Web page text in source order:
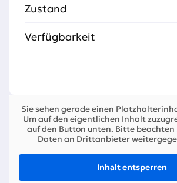
Zustand
Verfügbarkeit
Sie sehen gerade einen
Um auf den eigentlichen Inhalt
auf den Button unten. Bitte beachten
Daten an Drittanbieter
Inhalt entsperren